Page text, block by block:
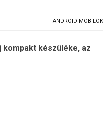
ANDROID MOBILOK
kompakt készüléke, az